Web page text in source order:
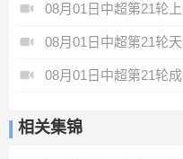
08月01日中超第21轮
08月01日中超第21轮
08月01日中超第21轮
相关集锦